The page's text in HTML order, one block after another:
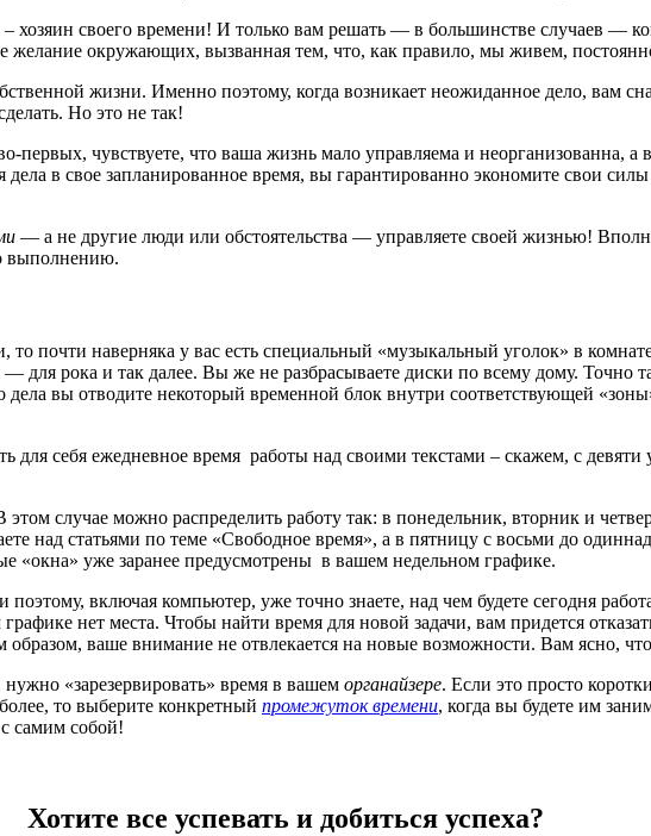
своего времени! И только вам решать — в большинстве случаев —
желание окружающих, вызванная тем, что, как правило, мы живем,
жизни. Именно поэтому, когда возникает неожиданное дело, вам
Но это не так!
чувствуете, что ваша жизнь мало управляема и неорганизованна, а
в свое запланированное время, вы гарантированно экономите свои
— а не другие люди или обстоятельства — управляете своей жизнью!
выполнению.
почти наверняка у вас есть специальный «музыкальный уголок» в
для рока и так далее. Вы же не разбрасываете диски по всему дому.
вы отводите некоторый временной блок внутри соответствующей
себя ежедневное время работы над своими текстами – скажем, с девяти
случае можно распределить работу так: в понедельник, вторник и
над статьями по теме «Свободное время», а в пятницу с восьми до
«окна» уже заранее предусмотрены в вашем недельном графике.
поэтому, включая компьютер, уже точно знаете, над чем будете сегодня
нет места. Чтобы найти время для новой задачи, вам придется
ваше внимание не отвлекается на новые возможности. Вам ясно,
«зарезервировать» время в вашем органайзере. Если это просто
то выберите конкретный промежуток времени, когда вы будете им
самим собой!
Хотите все успевать и добиться успеха?